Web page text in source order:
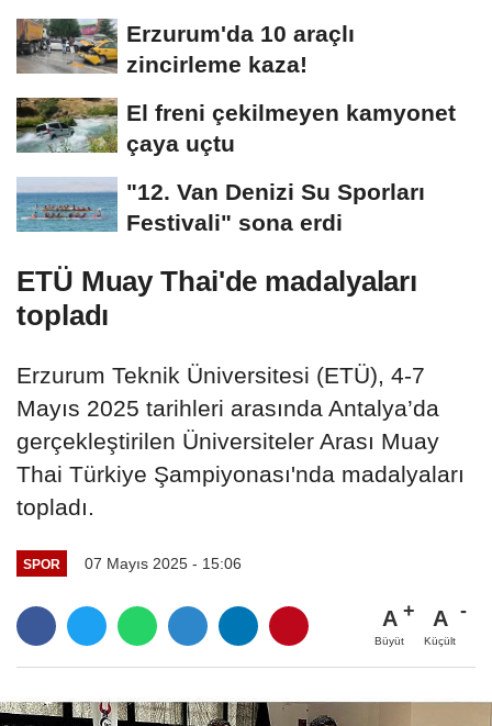
Erzurum'da 10 araçlı
zincirleme kaza!
El freni çekilmeyen kamyonet
çaya uçtu
"12. Van Denizi Su Sporları
Festivali" sona erdi
ETÜ Muay Thai'de madalyaları
topladı
Erzurum Teknik Üniversitesi (ETÜ), 4-7
Mayıs 2025 tarihleri arasında Antalya’da
gerçekleştirilen Üniversiteler Arası Muay
Thai Türkiye Şampiyonası'nda madalyaları
topladı.
SPOR 07 Mayıs 2025 - 15:06
A
Büyüt
A
Küçült